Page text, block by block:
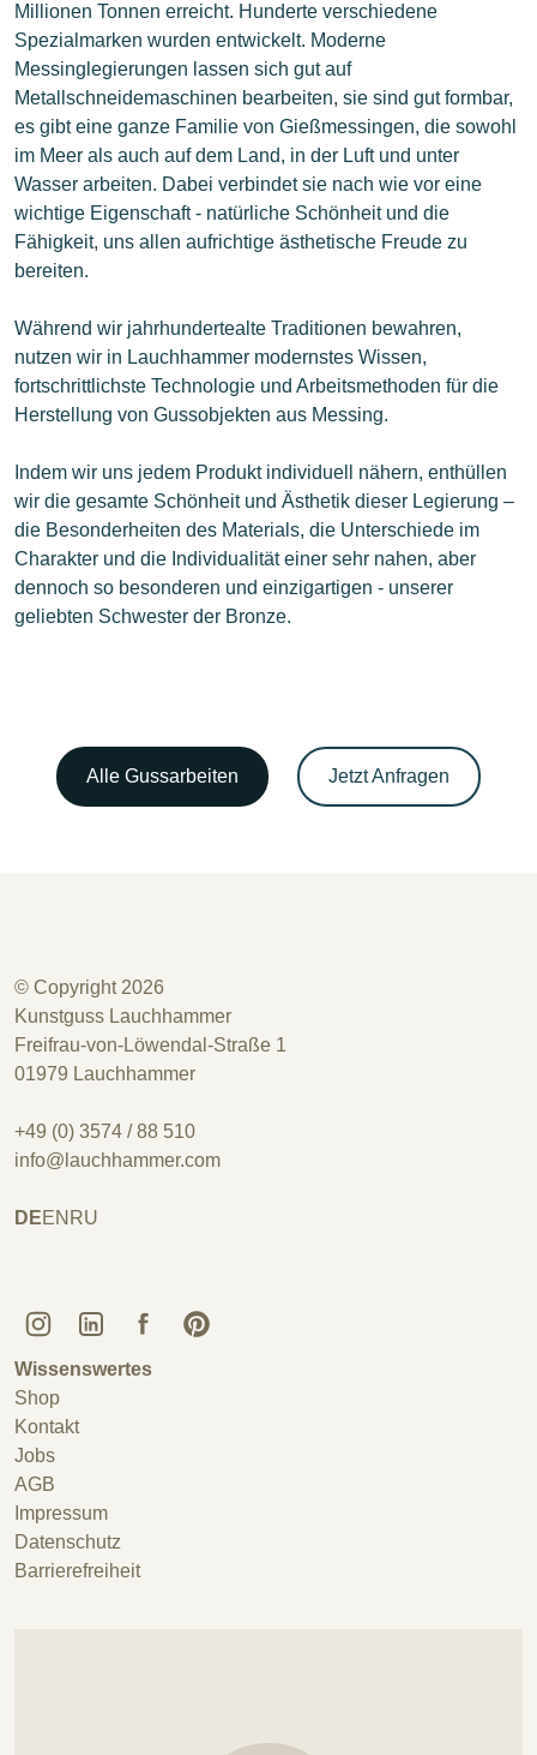
Millionen Tonnen erreicht. Hunderte verschiedene
Spezialmarken wurden entwickelt. Moderne
Messinglegierungen lassen sich gut auf
Metallschneidemaschinen bearbeiten, sie sind gut formbar,
es gibt eine ganze Familie von Gießmessingen, die sowohl
im Meer als auch auf dem Land, in der Luft und unter
Wasser arbeiten. Dabei verbindet sie nach wie vor eine
wichtige Eigenschaft - natürliche Schönheit und die
Fähigkeit, uns allen aufrichtige ästhetische Freude zu
bereiten.
Während wir jahrhundertealte Traditionen bewahren,
nutzen wir in Lauchhammer modernstes Wissen,
fortschrittlichste Technologie und Arbeitsmethoden für die
Herstellung von Gussobjekten aus Messing.
Indem wir uns jedem Produkt individuell nähern, enthüllen
wir die gesamte Schönheit und Ästhetik dieser Legierung –
die Besonderheiten des Materials, die Unterschiede im
Charakter und die Individualität einer sehr nahen, aber
dennoch so besonderen und einzigartigen - unserer
geliebten Schwester der Bronze.
Alle Gussarbeiten Jetzt Anfragen
© Copyright 2026
Kunstguss Lauchhammer
Freifrau-von-Löwendal-Straße 1
01979 Lauchhammer
+49 (0) 3574 / 88 510
info@lauchhammer.com
DEEN RU
Kunstguss Lauchhammer @ Instagram
Kunstguss Lauchhammer @ LinkedIn
Kunstguss Lauchhammer @ Facebook
Kunstguss Lauchhammer @ Pinterest
Wissenswertes
Shop
Kontakt
Jobs
AGB
Impressum
Datenschutz
Barrierefreiheit